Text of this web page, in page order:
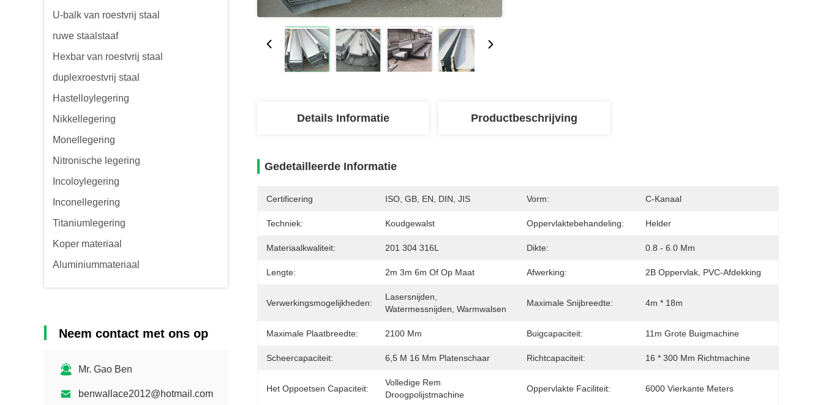
U-balk van roestvrij staal
ruwe staalstaaf
Hexbar van roestvrij staal
duplexroestvrij staal
Hastelloylegering
Nikkellegering
Monellegering
Nitronische legering
Incoloylegering
Inconellegering
Titaniumlegering
Koper materiaal
Aluminiummateriaal
Neem contact met ons op
Mr. Gao Ben
benwallace2012@hotmail.com
Details Informatie Productbeschrijving
Gedetailleerde Informatie
Certificering ISO, GB, EN, DIN, JIS Vorm: C-Kanaal
Techniek: Koudgewalst Oppervlaktebehandeling: Helder
Materiaalkwaliteit: 201 304 316L Dikte: 0.8 - 6.0 Mm
Lengte: 2m 3m 6m Of Op Maat Afwerking: 2B Oppervlak, PVC-Afdekking
Verwerkingsmogelijkheden:
Lasersnijden,
Watermessnijden, Warmwalsen
Maximale Snijbreedte: 4m * 18m
Maximale Plaatbreedte: 2100 Mm Buigcapaciteit: 11m Grote Buigmachine
Scheercapaciteit: 6,5 M 16 Mm Platenschaar Richtcapaciteit: 16 * 300 Mm Richtmachine
Het Oppoetsen Capaciteit:
Volledige Rem
Droogpolijstmachine
Oppervlakte Faciliteit: 6000 Vierkante Meters